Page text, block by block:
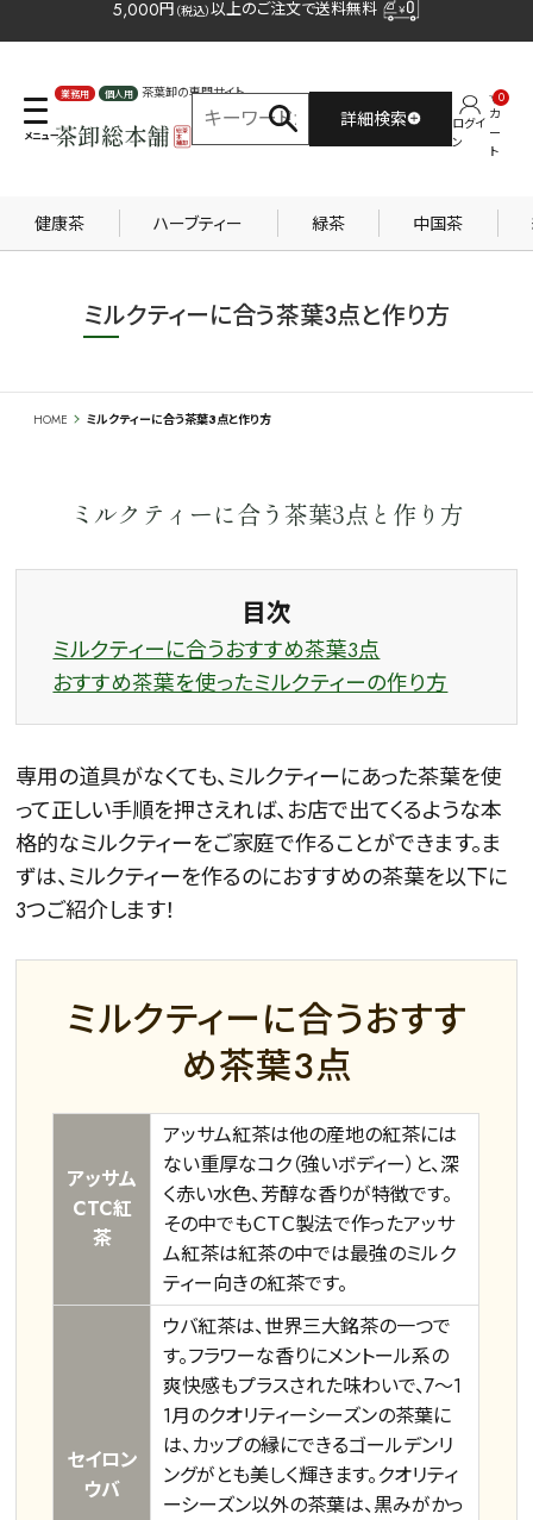
5,000円 （税込）以上のご注文で送料無料
茶葉卸の専門サイト
詳細検索
ログイ
ン
カ
ー
ト
0
健康茶 ハーブティー 緑茶 中国茶
ミルクティーに合う茶葉3点と作り方
HOME ミルクティーに合う茶葉3点と作り方
ミルクティーに合う茶葉3点と作り方
目次
ミルクティーに合うおすすめ茶葉3点
おすすめ茶葉を使ったミルクティーの作り方
専用の道具がなくても、ミルクティーにあった茶葉を使
って正しい手順を押さえれば、お店で出てくるような本
格的なミルクティーをご家庭で作ることができます。ま
ずは、ミルクティーを作るのにおすすめの茶葉を以下に
3つご紹介します！
ミルクティーに合うおすす
め茶葉3点
アッサム
CTC紅
茶
アッサム紅茶は他の産地の紅茶には
ない重厚なコク（強いボディー）と、深
く赤い水色、芳醇な香りが特徴です。
その中でもＣＴＣ製法で作ったアッサ
ム紅茶は紅茶の中では最強のミルク
ティー向きの紅茶です。
セイロン
ウバ
ウバ紅茶は、世界三大銘茶の一つで
す。フラワーな香りにメントール系の
爽快感もプラスされた味わいで、7～1
1月のクオリティーシーズンの茶葉に
は、カップの縁にできるゴールデンリ
ングがとも美しく輝きます。クオリティ
ーシーズン以外の茶葉は、黒みがかっ